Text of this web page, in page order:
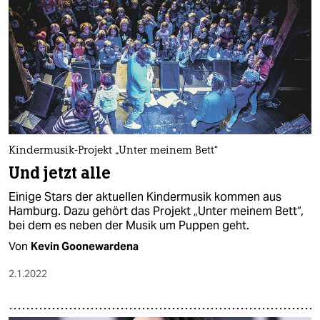
Kindermusik-Projekt „Unter meinem Bett“
Und jetzt alle
Einige Stars der aktuellen Kindermusik kommen aus
Hamburg. Dazu gehört das Projekt „Unter meinem Bett“,
bei dem es neben der Musik um Puppen geht.
Von Kevin Goonewardena
2.1.2022